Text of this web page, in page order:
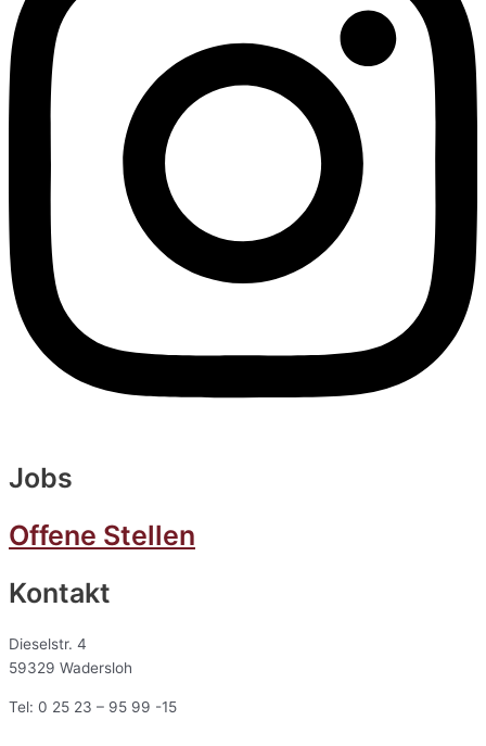
Jobs
Offene Stellen
Kontakt
Dieselstr. 4
59329 Wadersloh
Tel: 0 25 23 – 95 99 -15